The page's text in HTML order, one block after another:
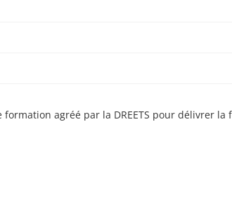
agréé par la DREETS pour délivrer la